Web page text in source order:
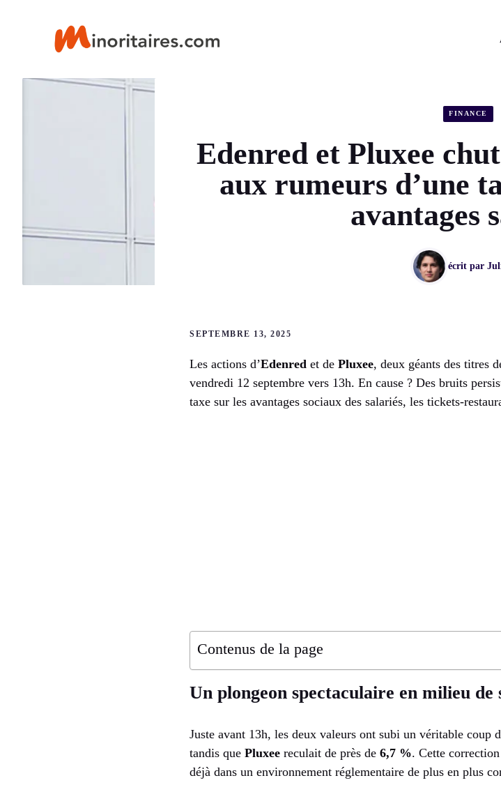
FINANCE
Edenred et Pluxee
aux rumeurs d’une
avantages
écrit par
SEPTEMBRE 13, 2025
Les actions d’Edenred et de Pluxee, deux géants des titres
vendredi 12 septembre vers 13h. En cause ? Des bruits
taxe sur les avantages sociaux des salariés, les tickets-
Contenus de la page
Un plongeon spectaculaire en milieu de
Juste avant 13h, les deux valeurs ont subi un véritable coup
tandis que Pluxee reculait de près de 6,7 %. Cette
déjà dans un environnement réglementaire de plus en plus